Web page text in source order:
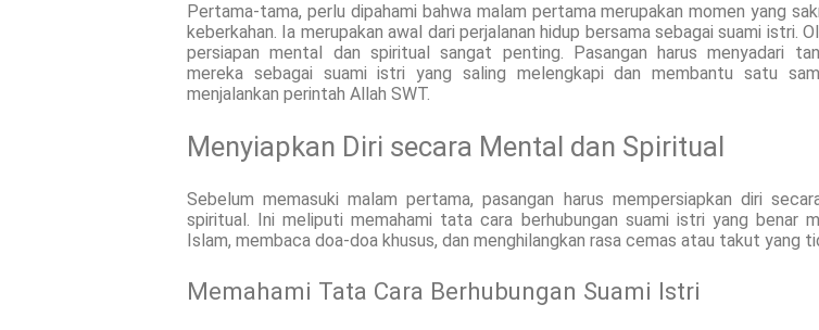
Pertama-tama, perlu dipahami bahwa malam pertama merupakan momen yang
keberkahan. Ia merupakan awal dari perjalanan hidup bersama sebagai suami istri.
persiapan mental dan spiritual sangat penting. Pasangan harus menyadari
mereka sebagai suami istri yang saling melengkapi dan membantu satu
menjalankan perintah Allah SWT.
Menyiapkan Diri secara Mental dan Spiritual
Sebelum memasuki malam pertama, pasangan harus mempersiapkan diri
spiritual. Ini meliputi memahami tata cara berhubungan suami istri yang benar
Islam, membaca doa-doa khusus, dan menghilangkan rasa cemas atau takut yang
Memahami Tata Cara Berhubungan Suami Istri